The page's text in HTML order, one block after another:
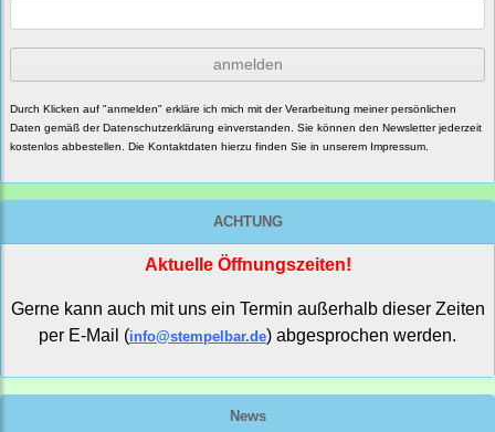
anmelden
Durch Klicken auf "anmelden" erkläre ich mich mit der Verarbeitung meiner persönlichen
Daten gemäß der Datenschutzerklärung einverstanden. Sie können den Newsletter jederzeit
kostenlos abbestellen. Die Kontaktdaten hierzu finden Sie in unserem Impressum.
ACHTUNG
Aktuelle Öffnungszeiten!
Gerne kann auch mit uns ein Termin außerhalb dieser Zeiten
per E-Mail (info@stempelbar.de) abgesprochen werden.
News